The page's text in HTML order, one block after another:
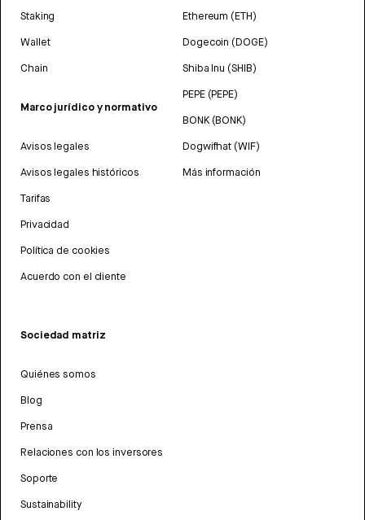
Staking
Wallet
Chain
Marco jurídico y normativo
Avisos legales
Avisos legales históricos
Tarifas
Privacidad
Política de cookies
Acuerdo con el cliente
Ethereum (ETH)
Dogecoin (DOGE)
Shiba Inu (SHIB)
PEPE (PEPE)
BONK (BONK)
Dogwifhat (WIF)
Más información
Sociedad matriz
Quiénes somos
Blog
Prensa
Relaciones con los inversores
Soporte
Sustainability